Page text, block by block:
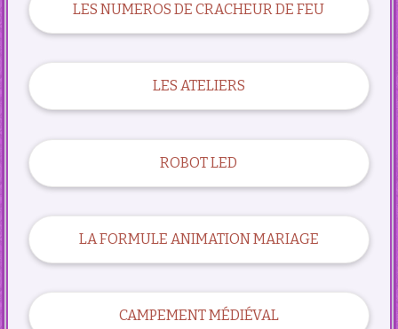
LES NUMEROS DE CRACHEUR DE FEU
LES ATELIERS
ROBOT LED
LA FORMULE ANIMATION MARIAGE
CAMPEMENT MÉDIÉVAL